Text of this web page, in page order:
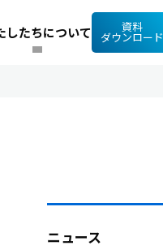
したちについて
資料
ダウンロード
ニュース